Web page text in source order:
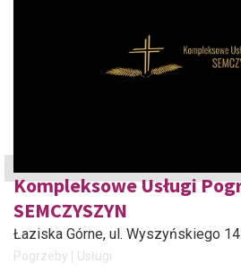
Kompleksowe Usługi
SEMCZYSZYN
Łaziska Górne, ul. Wyszyńskiego
Pogrzeby Usługi